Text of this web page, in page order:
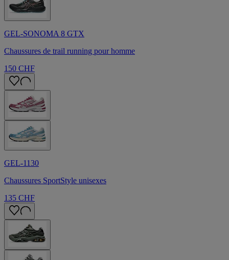
GEL-SONOMA 8 GTX
Chaussures de trail running pour homme​
150 CHF
GEL-1130
Chaussures SportStyle unisexes
135 CHF